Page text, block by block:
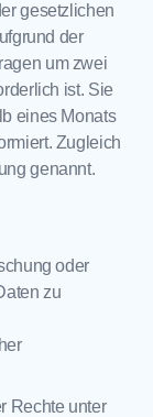
gesetzlichen
der
um zwei
ist. Sie
eines Monats
Zugleich
genannt.
oder
zu
Rechte unter